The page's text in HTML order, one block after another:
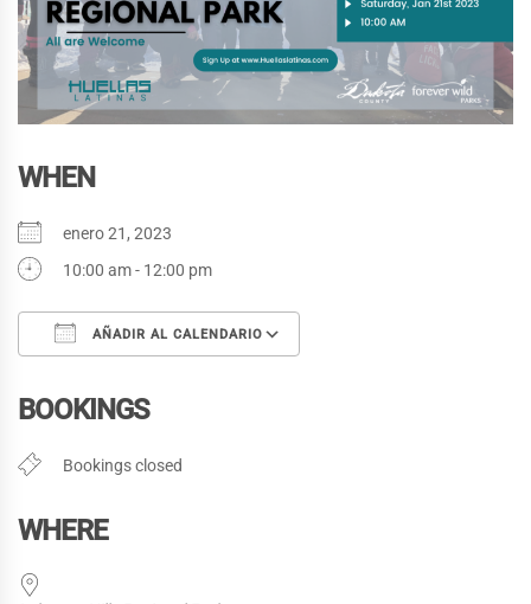
WHEN
enero 21, 2023
10:00 am - 12:00 pm
AÑADIR AL CALENDARIO
BOOKINGS
Bookings closed
WHERE